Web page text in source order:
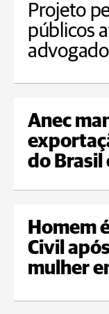
Projeto
públicos
Anec
do Brasil
Homem
Civil
mulher